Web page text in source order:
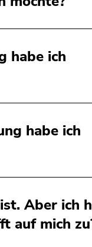
habe ich
habe ich
Aber ich
auf mich